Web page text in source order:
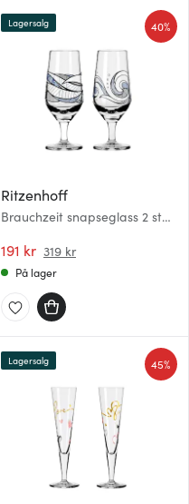
Ritzenhoff
Brauchzeit snapseglass 2 stk
191 kr 319 kr
40%
Lagersalg
På lager
45%
Lagersalg